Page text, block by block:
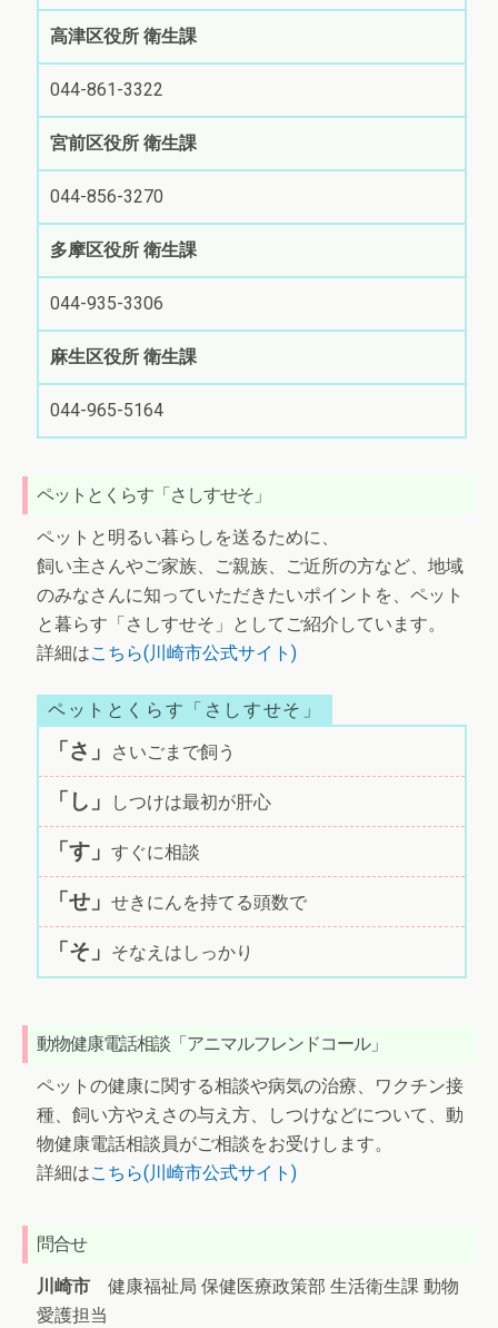
高津区役所 衛生課
044-861-3322
宮前区役所 衛生課
044-856-3270
多摩区役所 衛生課
044-935-3306
麻生区役所 衛生課
044-965-5164
ペットとくらす「さしすせそ」
ペットと明るい暮らしを送るために、
飼い主さんやご家族、ご親族、ご近所の方など、地域
のみなさんに知っていただきたいポイントを、ペット
と暮らす「さしすせそ」としてご紹介しています。
詳細はこちら(川崎市公式サイト)
ペットとくらす「さしすせそ」
「さ」 さいごまで飼う
「し」 しつけは最初が肝心
「す」 すぐに相談
「せ」 せきにんを持てる頭数で
「そ」 そなえはしっかり
動物健康電話相談「アニマルフレンドコール」
ペットの健康に関する相談や病気の治療、ワクチン接
種、飼い方やえさの与え方、しつけなどについて、動
物健康電話相談員がご相談をお受けします。
詳細はこちら(川崎市公式サイト)
問合せ
川崎市 健康福祉局 保健医療政策部 生活衛生課 動物
愛護担当